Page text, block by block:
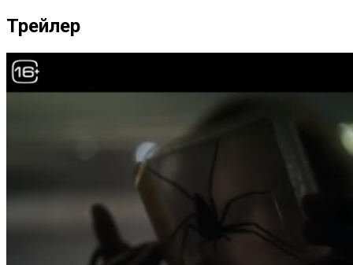
Трейлер